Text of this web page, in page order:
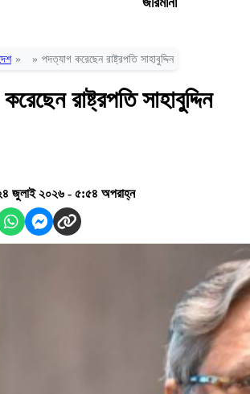
» » পদত্যাগ করেছেন রাষ্ট্রপতি সাহাবুদ্দিন
রাষ্ট্রপতি সাহাবুদ্দিন
জুলাই ২০২৬ - ৫:৫৪ অপরাহ্ন